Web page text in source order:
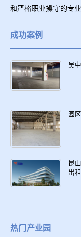
和严格职业操守的专
成功案例
吴
园
昆
出租
热门产业园